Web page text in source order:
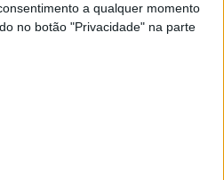
a qualquer momento
no botão "Privacidade" na parte
tinham mais de 80 anos,